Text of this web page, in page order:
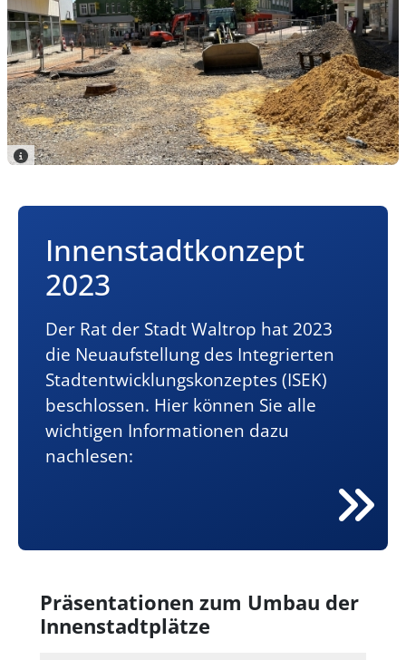
Innenstadtkonzept
2023
Der Rat der Stadt Waltrop hat 2023
die Neuaufstellung des Integrierten
Stadtentwicklungskonzeptes (ISEK)
beschlossen. Hier können Sie alle
wichtigen Informationen dazu
nachlesen:
Präsentationen zum Umbau der
Innenstadtplätze